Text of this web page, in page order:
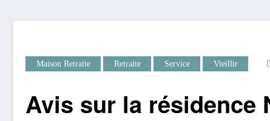
Maison Retraite Retraite Service Vieillir
Avis sur la résidence